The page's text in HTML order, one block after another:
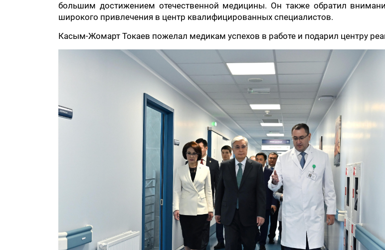
большим достижением отечественной медицины. Он также обратил
широкого привлечения в центр квалифицированных специалистов.
Касым-Жомарт Токаев пожелал медикам успехов в работе и подарил центру